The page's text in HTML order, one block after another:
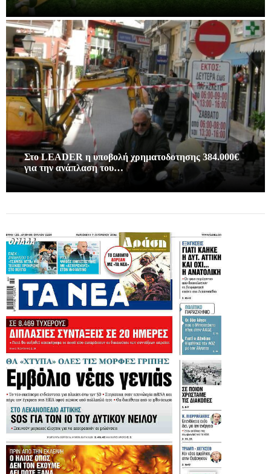
Στο LEADER η υποβολή χρηματοδοτησης 384.000€
για την ανάπλαση του…